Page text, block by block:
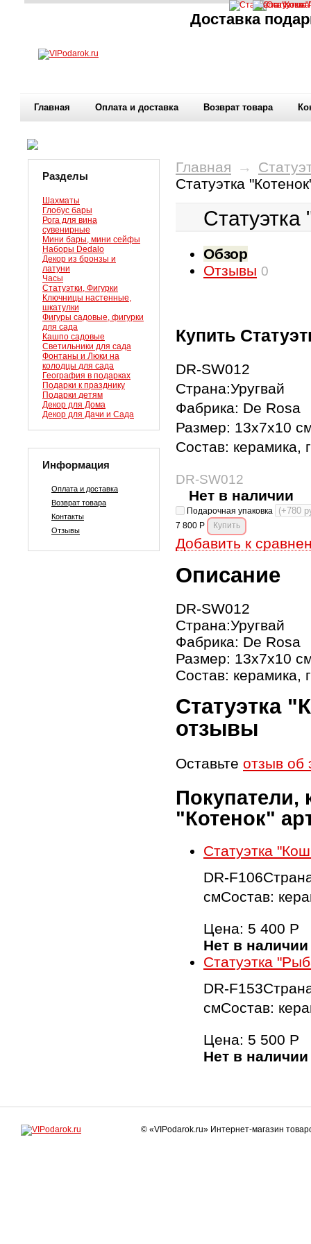
Доставка
Главная Оплата и доставка Возврат товара
Разделы
Шахматы
Глобус бары
Рога для вина
сувенирные
Мини бары, мини сейфы
Наборы Dedalo
Декор из бронзы и
латуни
Часы
Статуэтки, Фигурки
Ключницы настенные,
шкатулки
Фигуры садовые, фигурки
для сада
Кашпо садовые
Светильники для сада
Фонтаны и Люки на
колодцы для сада
География в подарках
Подарки к празднику
Подарки детям
Декор для Дома
Декор для Дачи и Сада
Информация
Оплата и доставка
Возврат товара
Контакты
Отзывы
Главная →
Статуэтка
Статуэтка
Обзор
Отзывы 0
Купить
DR-SW012
Страна:Уругвай
Фабрика: De Rosa
Размер: 13х7х10
Состав: керамика,
DR-SW012
Нет в наличии
Подарочная упаковка
7 800 Р
Добавить к
Описание
DR-SW012
Страна:Уругвай
Фабрика: De Rosa
Размер: 13х7х10
Состав: керамика,
Статуэтка
отзывы
Оставьте отзыв об
Покупатели,
"Котенок"
Статуэтка
DR-
смСостав:
Цена: 5 400 Р
Нет в наличии
Статуэтка
DR-
смСостав:
Цена: 5 500 Р
Нет в наличии
© «VIPodarok.ru» Интернет-магазин